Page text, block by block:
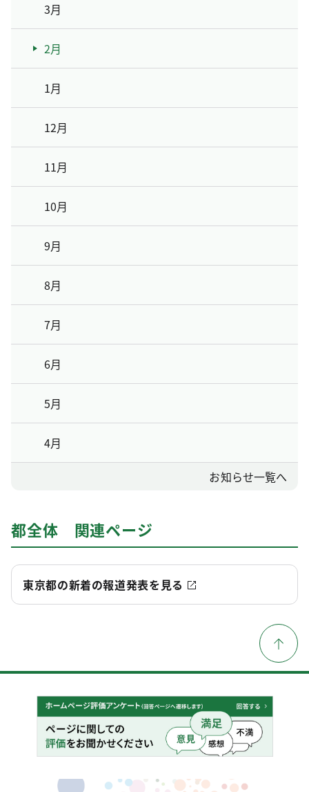
3月
2月
1月
12月
11月
10月
9月
8月
7月
6月
5月
4月
お知らせ一覧へ
都全体 関連ページ
東京都の新着の報道発表を見る